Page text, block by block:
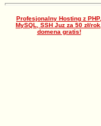
Profesjonalny Hosting z PHP,
MySQL, SSH Juz za 50 zł/rok,
domena gratis!